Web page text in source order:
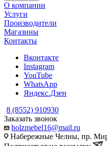
О компании
Услуги
Производители
Магазины
Контакты
Вконтакте
Instagram
YouTube
WhatsApp
Яндекс.Дзен
8 (8552) 910930
Заказать звонок
holzmebel16@mail.ru
Набережные Челны, пр.